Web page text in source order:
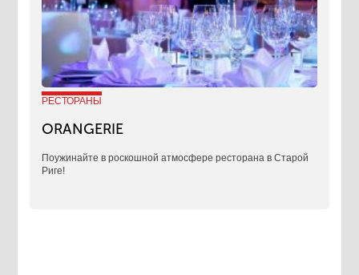
РЕСТОРАНЫ
ORANGERIE
Поужинайте в роскошной атмосфере ресторана в Старой
Риге!